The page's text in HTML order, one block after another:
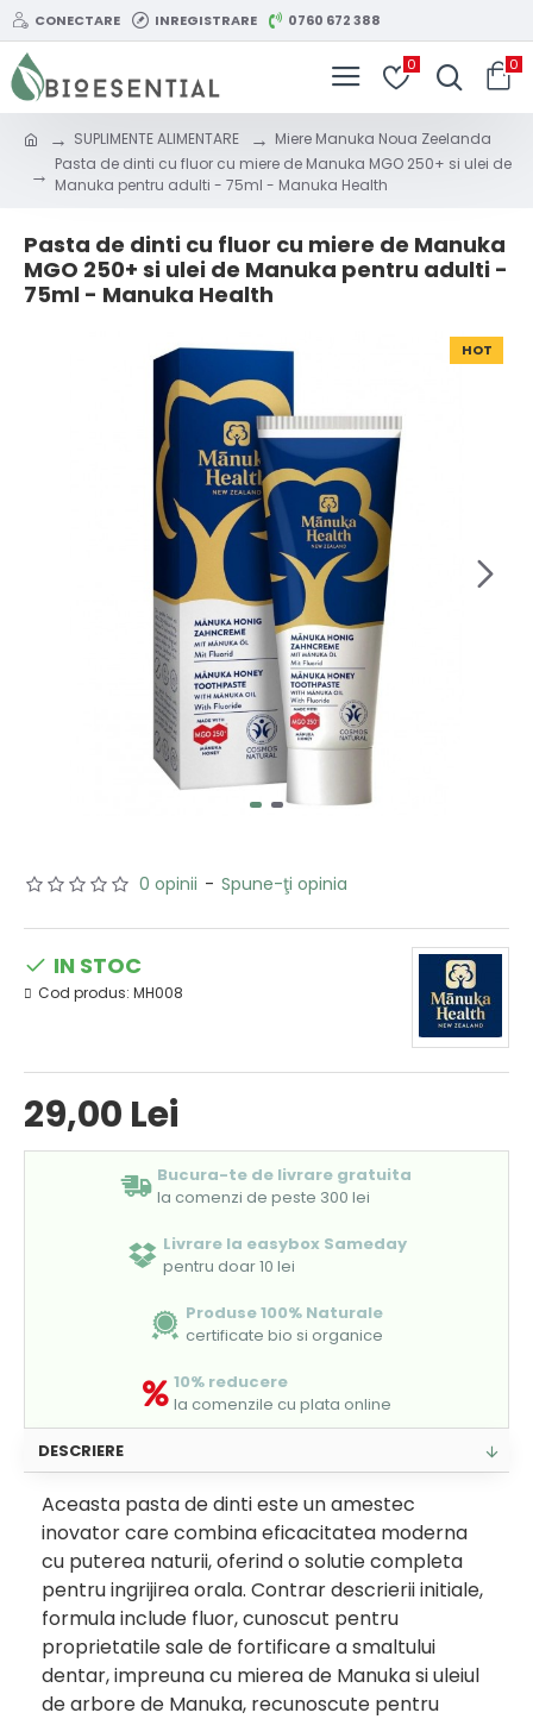
CONECTARE INREGISTRARE 0760 672 388
0 0
SUPLIMENTE ALIMENTARE
Miere Manuka Noua Zeelanda
Pasta de dinti cu fluor cu miere de Manuka MGO 250+ si ulei de
Manuka pentru adulti - 75ml - Manuka Health
Pasta de dinti cu fluor cu miere de Manuka
MGO 250+ si ulei de Manuka pentru adulti -
75ml - Manuka Health
HOT
0 opinii - Spune-ţi opinia
29,00 Lei
IN STOC
Cod produs: MH008
Bucura-te de livrare gratuita
la comenzi de peste 300 lei
Livrare la easybox Sameday
pentru doar 10 lei
Produse 100% Naturale
certificate bio si organice
10% reducere
la comenzile cu plata online
DESCRIERE
Aceasta pasta de dinti este un amestec
inovator care combina eficacitatea moderna
cu puterea naturii, oferind o solutie completa
pentru ingrijirea orala. Contrar descrierii initiale,
formula include fluor, cunoscut pentru
proprietatile sale de fortificare a smaltului
dentar, impreuna cu mierea de Manuka si uleiul
de arbore de Manuka, recunoscute pentru